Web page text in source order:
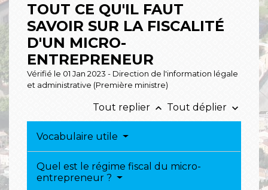
TOUT CE QU'IL FAUT
SAVOIR SUR LA FISCALITÉ
D'UN MICRO-
ENTREPRENEUR
Vérifié le 01 Jan 2023 - Direction de l'information légale
et administrative (Première ministre)
Tout replier keyboard_arrow_up Tout déplier keyboard_arrow_down
Vocabulaire utile
Quel est le régime fiscal du micro-
entrepreneur ?